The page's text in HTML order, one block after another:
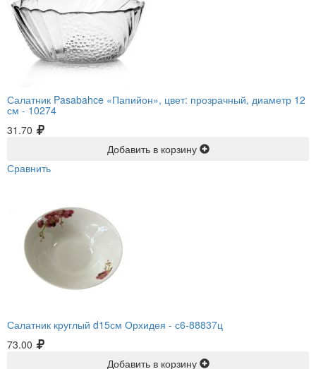
Салатник Pasabahce «Папийон», цвет: прозрачный, диаметр 12
см - 10274
31.70
Добавить в корзину
Сравнить
Салатник круглый d15см Орхидея - с6-88837ц
73.00
Добавить в корзину